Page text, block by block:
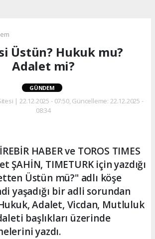
Üstün? Hukuk mu?
Adalet mi?
GÜNDEM
| 22.12.2025 - 07:50, Güncelleme: 22.12.2025 -
08:34
HABER ve TOROS TIMES
ŞAHİN, TIMETURK için yazdığı
Üstün mü?" adlı köşe
yaşadığı bir adli sorundan
Adalet, Vicdan, Mutluluk
başlıkları üzerinde
yazdı.